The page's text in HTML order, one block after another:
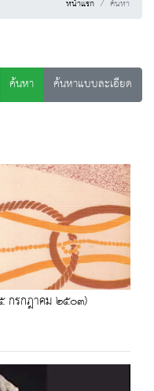
หน้าแรก ค้นหา
ค้นหา
ค้นหาแบบละเอียด
กรกฎาคม ๒๕๐๓)